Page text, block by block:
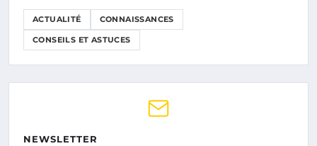
ACTUALITÉ CONNAISSANCES
CONSEILS ET ASTUCES
NEWSLETTER